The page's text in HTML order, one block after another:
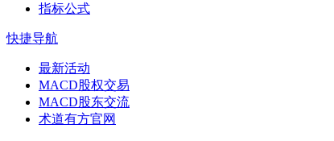
指标公式
快捷导航
最新活动
MACD股权交易
MACD股东交流
术道有方官网